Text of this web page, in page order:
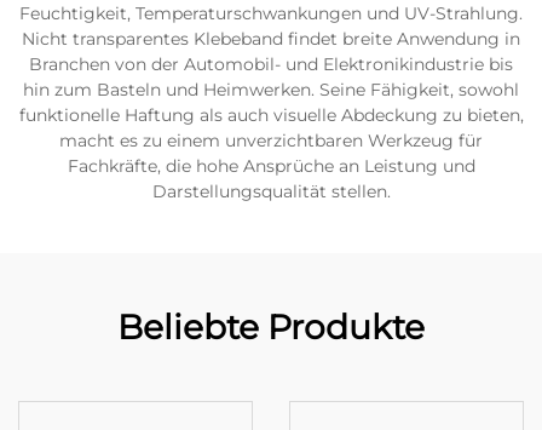
Feuchtigkeit, Temperaturschwankungen und UV-Strahlung.
Nicht transparentes Klebeband findet breite Anwendung in
Branchen von der Automobil- und Elektronikindustrie bis
hin zum Basteln und Heimwerken. Seine Fähigkeit, sowohl
funktionelle Haftung als auch visuelle Abdeckung zu bieten,
macht es zu einem unverzichtbaren Werkzeug für
Fachkräfte, die hohe Ansprüche an Leistung und
Darstellungsqualität stellen.
Beliebte Produkte